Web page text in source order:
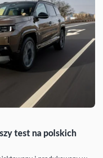
test na polskich